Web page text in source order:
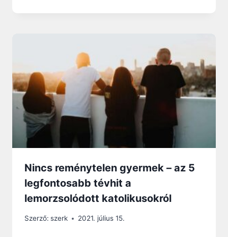
Nincs reménytelen gyermek – az 5
legfontosabb tévhit a
lemorzsolódott katolikusokról
Szerző: szerk 2021. július 15.